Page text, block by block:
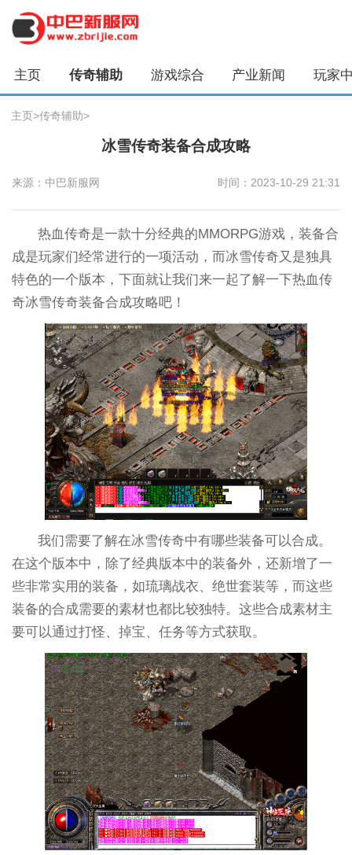
主页 传奇辅助 游戏综合 产业新闻 玩家
主页>传奇辅助>
冰雪传奇装备合成攻略
来源：中巴新服网 时间：2023-10-29 21:31
热血传奇是一款十分经典的MMORPG游戏，装备合
成是玩家们经常进行的一项活动，而冰雪传奇又是独具
特色的一个版本，下面就让我们来一起了解一下热血传
奇冰雪传奇装备合成攻略吧！
我们需要了解在冰雪传奇中有哪些装备可以合成。
在这个版本中，除了经典版本中的装备外，还新增了一
些非常实用的装备，如琉璃战衣、绝世套装等，而这些
装备的合成需要的素材也都比较独特。这些合成素材主
要可以通过打怪、掉宝、任务等方式获取。